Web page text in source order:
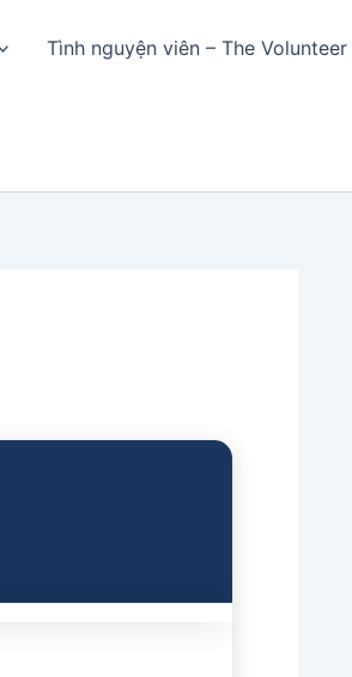
Tình nguyện viên – The Volunteer